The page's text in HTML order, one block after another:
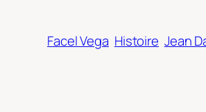
Facel Vega Histoire Jean